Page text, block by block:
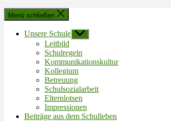
Menü schließen
Unsere Schule Untermenü
anzeigen
Leitbild
Schulregeln
Kommunikationskultur
Kollegium
Betreuung
Schulsozialarbeit
Elternlotsen
Impressionen
Beiträge aus dem Schulleben